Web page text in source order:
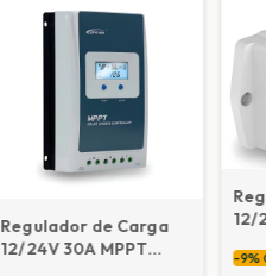
Regulador de Carga
12/24V 30A MPPT
12/
-9%